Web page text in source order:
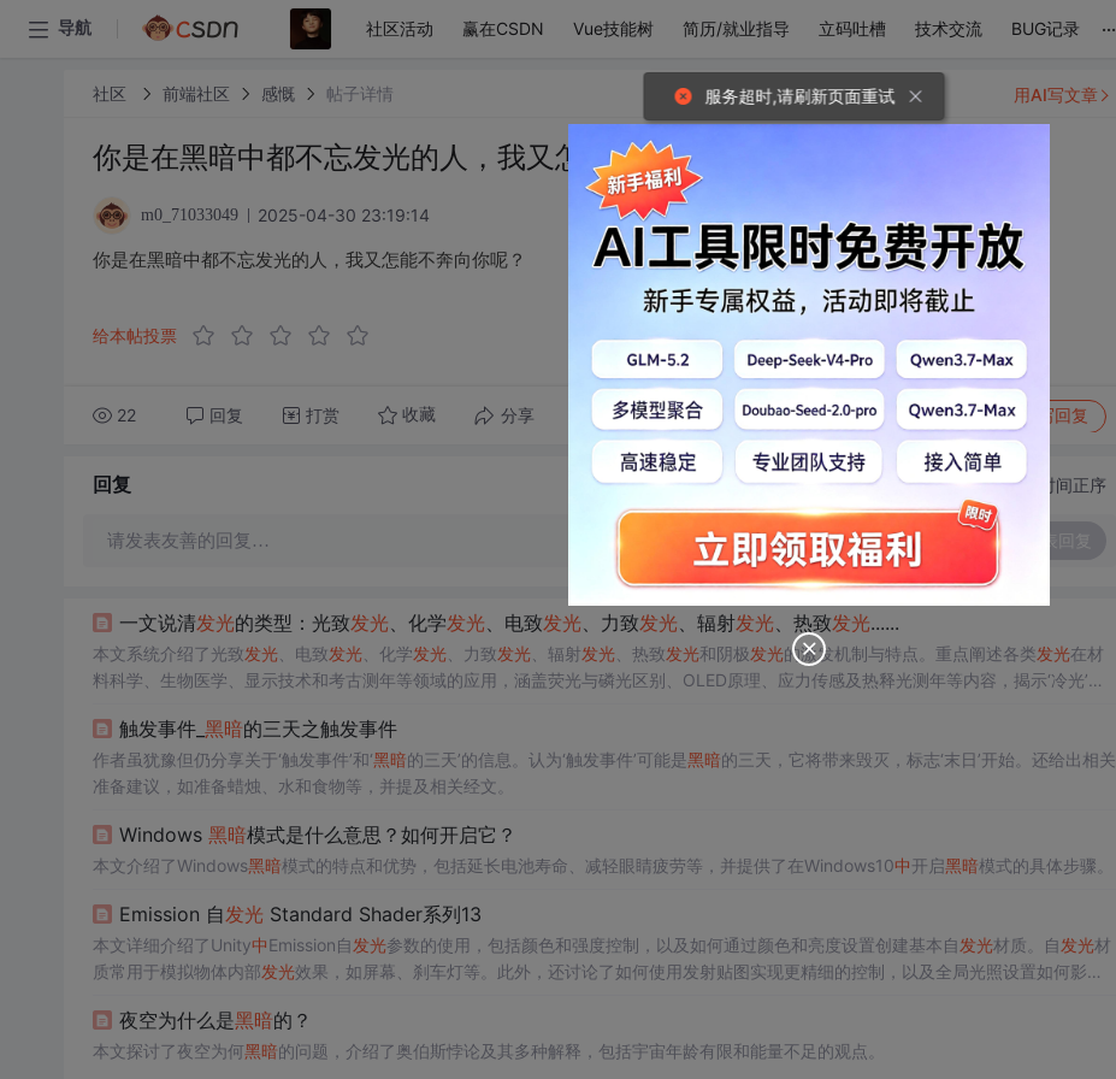
导航 社区活动 赢在CSDN Vue技能树 简历/就业指导 立码吐槽 技术交流 BUG记录 ...
社区 前端社区 感慨 帖子详情
你是在黑暗中都不忘发光的人，我又怎能不奔向你呢？
m0_71033049 2025-04-30 23:19:14
你是在黑暗中都不忘发光的人，我又怎能不奔向你呢？
给本帖投票
22 回复 打赏 收藏 分享 转发到动态 举报 写回复
用AI写文章
回复 切换为时间正序
请发表友善的回复…
一文说清发光的类型：光致发光、化学发光、电致发光、力致发光、辐射发光、热致发光......
本文系统介绍了光致发光、电致发光、化学发光、力致发光、辐射发光、热致发光和阴极发光的激发机制与特点。重点阐述各类发光在材
料科学、生物医学、显示技术和考古测年等领域的应用，涵盖荧光与磷光区别、OLED原理、应力传感及热释光测年等内容，揭示‘冷光’现
触发事件_ 黑暗的三天之触发事件
作者虽犹豫但仍分享关于‘触发事件’和‘黑暗的三天’的信息。认为‘触发事件’可能是黑暗的三天，它将带来毁灭，标志‘末日’开始。还给出相关
准备建议，如准备蜡烛、水和食物等，并提及相关经文。
Windows 黑暗模式是什么意思？如何开启它？
本文介绍了Windows黑暗模式的特点和优势，包括延长电池寿命、减轻眼睛疲劳等，并提供了在Windows10中开启黑暗模式的具体步骤。
Emission 自发光 Standard Shader系列13
本文详细介绍了Unity中Emission自发光参数的使用，包括颜色和强度控制，以及如何通过颜色和亮度设置创建基本自发光材质。自发光材
质常用于模拟物体内部发光效果，如屏幕、刹车灯等。此外，还讨论了如何使用发射贴图实现更精细的控制，以及全局光照设置如何影响
夜空为什么是黑暗的？
本文探讨了夜空为何黑暗的问题，介绍了奥伯斯悖论及其多种解释，包括宇宙年龄有限和能量不足的观点。
服务超时,请刷新页面重试